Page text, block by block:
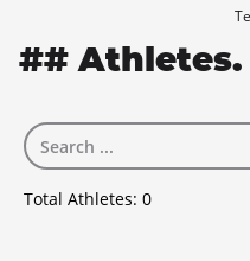
## Athletes.
Total Athletes: 0